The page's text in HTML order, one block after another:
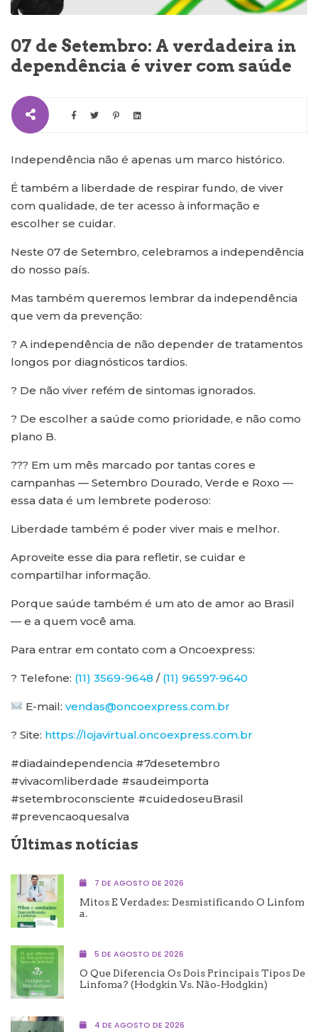
07 de Setembro: A verdadeira in
dependência é viver com saúde
Independência não é apenas um marco histórico.
É também a liberdade de respirar fundo, de viver
com qualidade, de ter acesso à informação e
escolher se cuidar.
Neste 07 de Setembro, celebramos a independência
do nosso país.
Mas também queremos lembrar da independência
que vem da prevenção:
? A independência de não depender de tratamentos
longos por diagnósticos tardios.
? De não viver refém de sintomas ignorados.
? De escolher a saúde como prioridade, e não como
plano B.
??? Em um mês marcado por tantas cores e
campanhas — Setembro Dourado, Verde e Roxo —
essa data é um lembrete poderoso:
Liberdade também é poder viver mais e melhor.
Aproveite esse dia para refletir, se cuidar e
compartilhar informação.
Porque saúde também é um ato de amor ao Brasil
— e a quem você ama.
Para entrar em contato com a Oncoexpress:
? Telefone: (11) 3569-9648 / (11) 96597-9640
E-mail:vendas@oncoexpress.com.br
? Site: https://lojavirtual.oncoexpress.com.br
#diadaindependencia #7desetembro
#vivacomliberdade #saudeimporta
#setembroconsciente #cuidedoseuBrasil
#prevencaoquesalva
Últimas notícias
7 DE AGOSTO DE 2026
Mitos E Verdades: Desmistificando O Linfom
A.
5 DE AGOSTO DE 2026
O Que Diferencia Os Dois Principais Tipos De
Linfoma? (Hodgkin Vs. Não-Hodgkin)
4 DE AGOSTO DE 2026